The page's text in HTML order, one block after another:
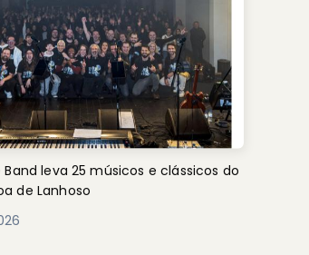
Band leva 25 músicos e clássicos do
de Lanhoso